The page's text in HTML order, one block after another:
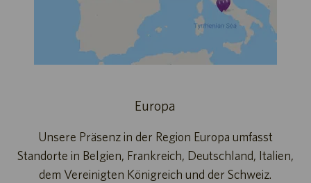
Europa
Unsere Präsenz in der Region Europa umfasst
Standorte in Belgien, Frankreich, Deutschland, Italien,
dem Vereinigten Königreich und der Schweiz.